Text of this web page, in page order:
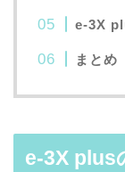
e-3X
まとめ
e-3X plus